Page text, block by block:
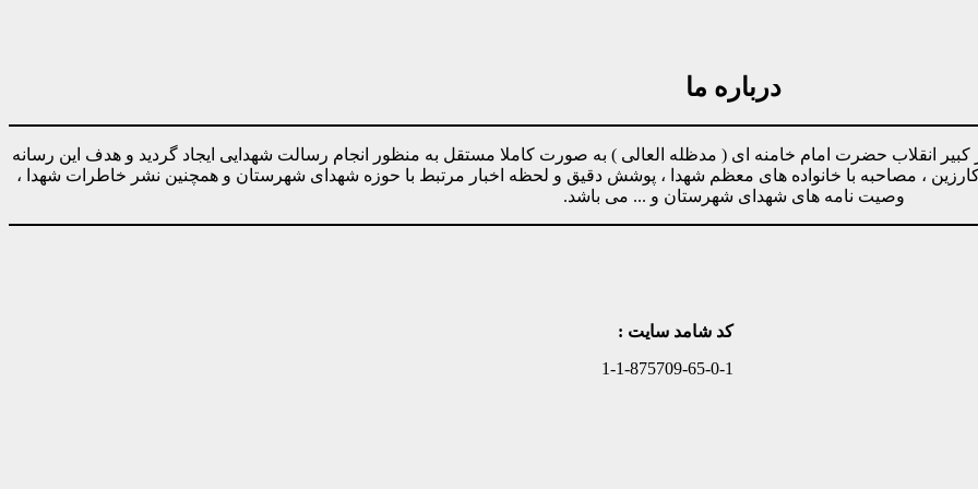
درباره ما
پیروی از دستورات رهبر کبیر انقلاب حضرت امام خامنه ای ( مدظله العالی ) به صورت کاملا مستقل به منظور انجام رسالت شهدایی ایجاد گردید و هدف این رسانه
، مصاحبه با خانواده های معظم شهدا ، پوشش دقیق و لحظه اخبار مرتبط با حوزه شهدای شهرستان و همچنین نشر خاطرات شهدا ،
وصیت نامه های شهدای شهرستان و ... می باشد.
کد شامد سایت :
1-1-875709-65-0-1